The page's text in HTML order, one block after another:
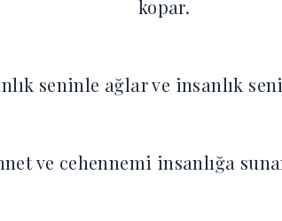
kopar.
seninle ağlar ve insanlık
ve cehennemi insanlığa